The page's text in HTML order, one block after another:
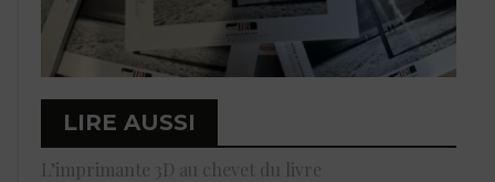
LIRE AUSSI
L’imprimante 3D au chevet du livre